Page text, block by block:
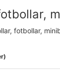
fotbollar,